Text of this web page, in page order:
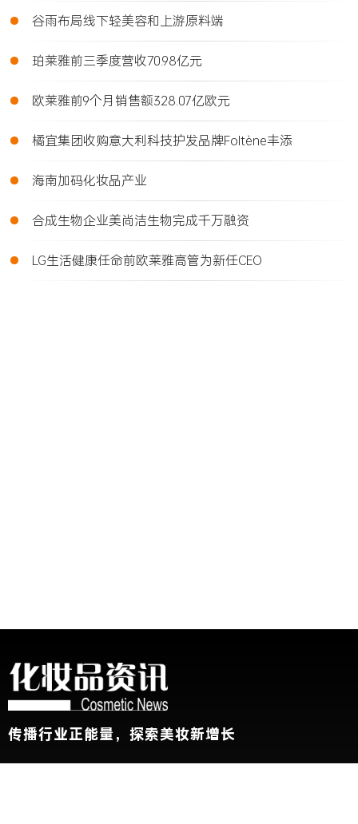
• 谷雨布局线下轻美容和上游原料端
• 珀莱雅前三季度营收70.98亿元
• 欧莱雅前9个月销售额328.07亿欧元
• 橘宜集团收购意大利科技护发品牌Foltène丰添
• 海南加码化妆品产业
• 合成生物企业美尚洁生物完成千万融资
• LG生活健康任命前欧莱雅高管为新任CEO
传播行业正能量，探索美妆新增长